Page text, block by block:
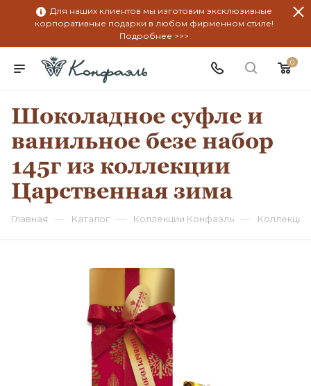
Для наших клиентов мы изготовим эксклюзивные
корпоративные подарки в любом фирменном стиле!
Подробнее >>>
0
Шоколадное суфле и
ванильное безе набор
145г из коллекции
Царственная зима
Главная — Каталог — Коллекции Конфаэль —